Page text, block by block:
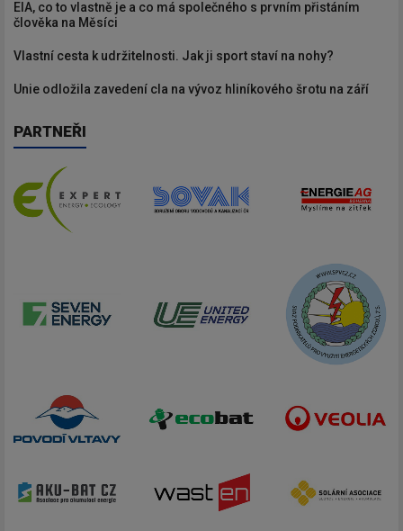
EIA, co to vlastně je a co má společného s prvním přistáním
člověka na Měsíci
Vlastní cesta k udržitelnosti. Jak ji sport staví na nohy?
Unie odložila zavedení cla na vývoz hliníkového šrotu na září
PARTNEŘI